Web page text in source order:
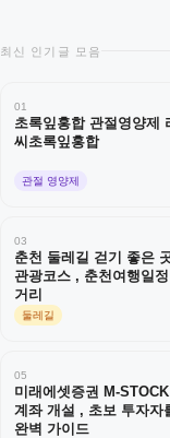
최신 인기글 모음
01
초록잎홍합 관절영양제
씨초록잎홍합
관절 영양제
03
춘천 둘레길 걷기 좋은
관광코스 , 춘천여행일
거리
둘레길
05
미래에셋증권 M-
계좌 개설 , 초보 투자자
완벽 가이드